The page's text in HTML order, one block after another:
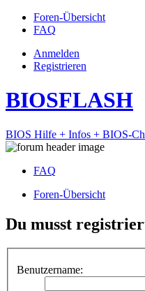
Foren-Übersicht
FAQ
Anmelden
Registrieren
BIOSFLASH
BIOS Hilfe + Infos + BIOS-
FAQ
Foren-Übersicht
Du musst
Benutzername: